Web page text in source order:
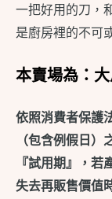
一把好用的刀，
是廚房裡的不可
本賣場為：
依照消費者保護
（包含例假日
『試用期』，
失去再販售價值